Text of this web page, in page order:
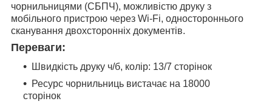
чорнильницями (СБПЧ), можливістю друку з
мобільного пристрою через Wi-Fi, одностороннього
сканування двохсторонніх документів.
Переваги:
Швидкість друку ч/б, колір: 13/7 сторінок
Ресурс чорнильниць вистачає на 18000
сторінок